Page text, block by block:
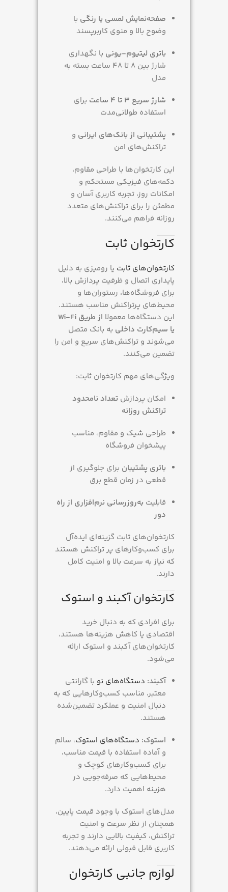
صفحه‌نمایش لمسی یا رنگی با
وضوح بالا و منوی کاربرپسند
باتری لیتیوم-یونی با نگهداری
شارژ بین 8 تا 48 ساعت بسته به
مدل
شارژ سریع 3 تا 4 ساعت
برای
استفاده طولانی‌مدت
پشتیبانی از بانک‌های ایرانی و
تراکنش‌های امن
این کارتخوان‌ها با طراحی مقاوم،
دکمه‌های فیزیکی مستحکم و
امکانات روز، تجربه کاربری آسان و
مطمئن را برای تراکنش‌های متعدد
روزانه فراهم می‌کنند.
کارتخوان ثابت
کارتخوان‌های ثابت یا رومیزی به دلیل
پایداری اتصال و ظرفیت پردازش بالا،
برای فروشگاه‌ها، رستوران‌ها و
محیط‌های پرتراکنش مناسب هستند.
این دستگاه‌ها معمولا
از طریق Wi-Fi
یا سیم‌کارت داخلی به بانک متصل
می‌شوند و تراکنش‌های سریع و امن را
تضمین می‌کنند.
ویژگی‌های مهم کارتخوان ثابت:
امکان پردازش تعداد نامحدود
تراکنش روزانه
طراحی شیک و مقاوم، مناسب
پیشخوان فروشگاه
باتری پشتیبان برای جلوگیری از
قطعی در زمان قطع برق
قابلیت به‌روزرسانی نرم‌افزاری از راه
دور
کارتخوان‌های ثابت گزینه‌ای ایده‌آل
برای کسب‌وکارهای پر تراکنش هستند
که نیاز به سرعت بالا و امنیت کامل
دارند.
کارتخوان آکبند و استوک
برای افرادی که به دنبال خرید
اقتصادی یا کاهش هزینه‌ها هستند،
کارتخوان‌های آکبند و استوک ارائه
می‌شود.
آکبند: دستگاه‌های نو با گارانتی
معتبر، مناسب کسب‌وکارهایی که به
دنبال امنیت و عملکرد تضمین‌شده
هستند.
استوک: دستگاه‌های استوک، سالم
و آماده استفاده با قیمت مناسب،
برای کسب‌وکارهای کوچک و
محیط‌هایی که صرفه‌جویی در
هزینه اهمیت دارد.
مدل‌های استوک با وجود قیمت پایین،
همچنان از نظر سرعت و امنیت
تراکنش، کیفیت بالایی دارند و تجربه
کاربری قابل قبولی ارائه می‌دهند.
لوازم جانبی کارتخوان